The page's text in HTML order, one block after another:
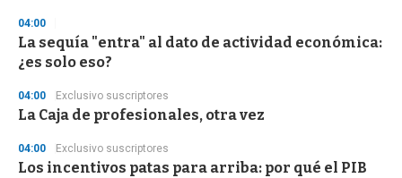
04:00
La sequía "entra" al dato de actividad económica:
¿es solo eso?
04:00 Exclusivo suscriptores
La Caja de profesionales, otra vez
04:00 Exclusivo suscriptores
Los incentivos patas para arriba: por qué el PIB